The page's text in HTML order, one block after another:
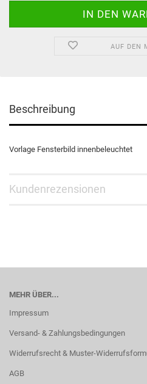
AUF DEN
Beschreibung
Vorlage Fensterbild innenbeleuchtet
Kundenrezensionen
MEHR ÜBER...
Impressum
Versand- & Zahlungsbedingungen
Widerrufsrecht & Muster-
AGB